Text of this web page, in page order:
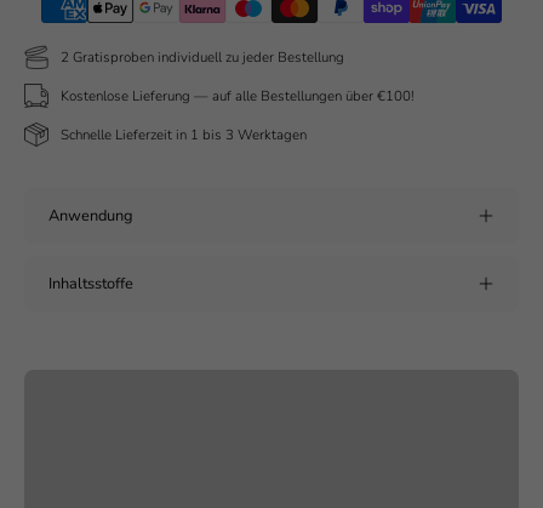
2 Gratisproben individuell zu jeder Bestellung
Kostenlose Lieferung — auf alle Bestellungen über €100!
Schnelle Lieferzeit in 1 bis 3 Werktagen
Anwendung
Inhaltsstoffe